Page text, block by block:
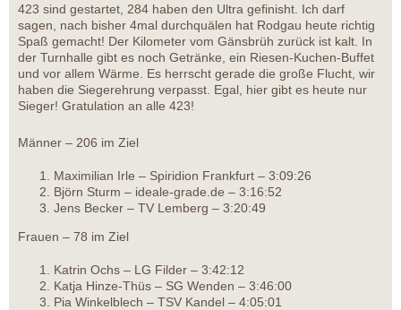
423 sind gestartet, 284 haben den Ultra gefinisht. Ich darf
sagen, nach bisher 4mal durchquälen hat Rodgau heute richtig
Spaß gemacht! Der Kilometer vom Gänsbrüh zurück ist kalt. In
der Turnhalle gibt es noch Getränke, ein Riesen-Kuchen-Buffet
und vor allem Wärme. Es herrscht gerade die große Flucht, wir
haben die Siegerehrung verpasst. Egal, hier gibt es heute nur
Sieger! Gratulation an alle 423!
Männer – 206 im Ziel
Maximilian Irle – Spiridion Frankfurt – 3:09:26
Björn Sturm – ideale-grade.de – 3:16:52
Jens Becker – TV Lemberg – 3:20:49
Frauen – 78 im Ziel
Katrin Ochs – LG Filder – 3:42:12
Katja Hinze-Thüs – SG Wenden – 3:46:00
Pia Winkelblech – TSV Kandel – 4:05:01